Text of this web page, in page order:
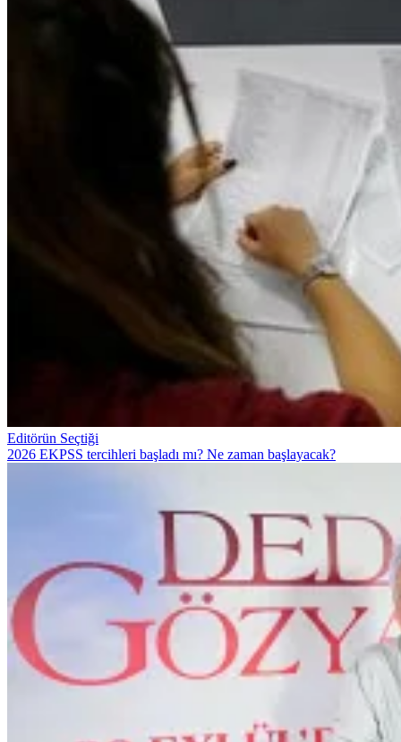
Editörün Seçtiği
2026 EKPSS tercihleri başladı mı? Ne zaman başlayacak?